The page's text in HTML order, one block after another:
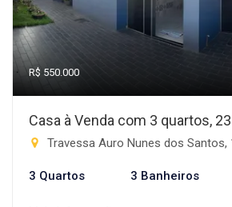
R$ 550.000
Casa à Venda com 3 quartos,
Travessa Auro Nunes dos Santos, 1057 - Bairro
3 Quartos 3 Banheiros